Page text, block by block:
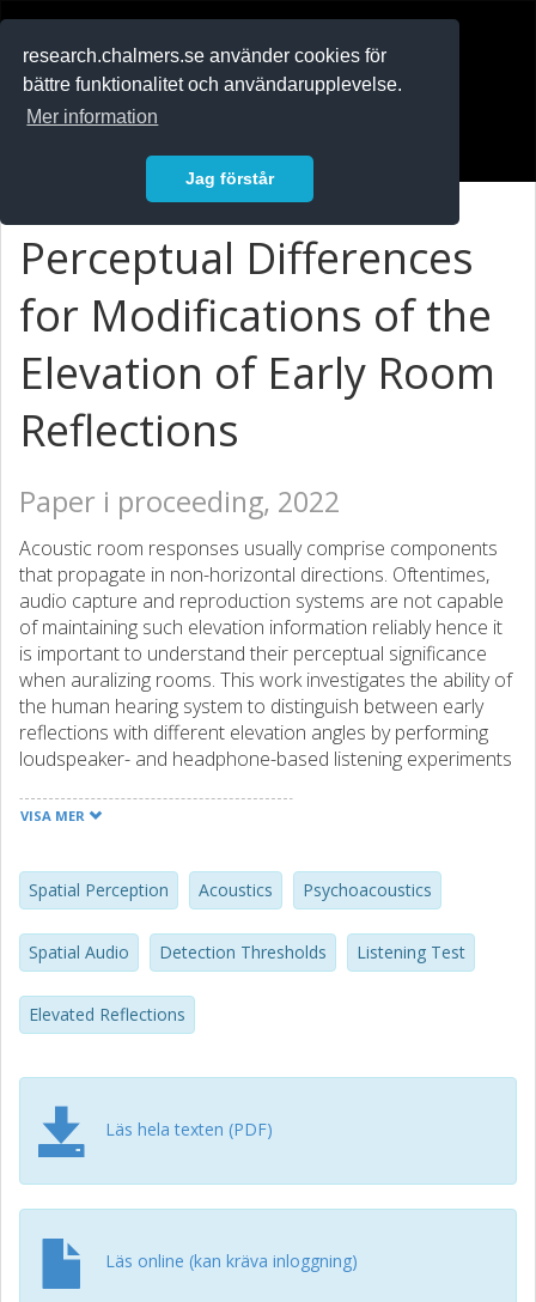
research.chalmers.se använder cookies för
bättre funktionalitet och användarupplevelse.
Mer information
Jag förstår
Perceptual Differences
for Modifications of the
Elevation of Early Room
Reflections
Paper i proceeding, 2022
Acoustic room responses usually comprise components
that propagate in non-horizontal directions. Oftentimes,
audio capture and reproduction systems are not capable
of maintaining such elevation information reliably hence it
is important to understand their perceptual significance
when auralizing rooms. This work investigates the ability of
the human hearing system to distinguish between early
reflections with different elevation angles by performing
loudspeaker- and headphone-based listening experiments
results show that changing the elevation of a strong early
Projecting all elevated reflections of a spatial room impulse
response with no very prominent ceiling reflection to the
horizontal plane showed no perceivable differences.
VISA MER
Spatial Perception Acoustics Psychoacoustics
Spatial Audio Detection Thresholds Listening Test
Elevated Reflections
Läs hela texten (PDF)
Läs online (kan kräva inloggning)